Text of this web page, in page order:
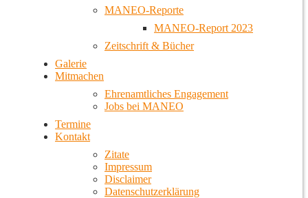
MANEO-Reporte
MANEO-Report 2023
Zeitschrift & Bücher
Galerie
Mitmachen
Ehrenamtliches Engagement
Jobs bei MANEO
Termine
Kontakt
Zitate
Impressum
Disclaimer
Datenschutzerklärung